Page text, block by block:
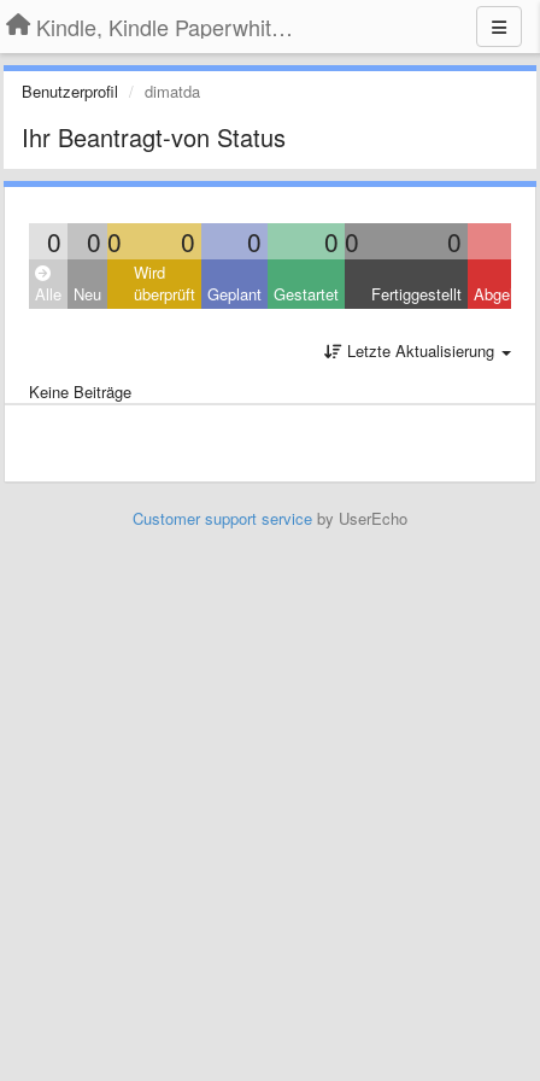
Kindle, Kindle Paperwhite, Kindle Voyage
Benutzerprofil dimatda
Ihr Beantragt-von Status
0 0 0 0 0 0 0 0
Alle Neu
Wird
überprüft Geplant Gestartet Fertiggestellt
Letzte Aktualisierung
Keine Beiträge
Customer support service by UserEcho